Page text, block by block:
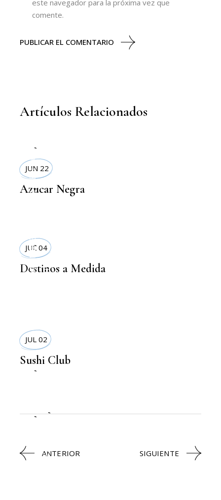
este navegador para la próxima vez que
comente.
PUBLICAR EL COMENTARIO
Artículos Relacionados
COMIDA SANA
,
,
DELI BOX
,
DELIVERYS
JUN 22
Azucar Negra
LIFESTYLE
VIAJES
JUL 04
Destinos a Medida
COMIDA SANA
,
,
RESTAURANTS
,
JUL 02
Sushi Club
ANTERIOR SIGUIENTE